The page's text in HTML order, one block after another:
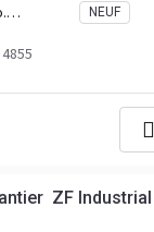
NEUF
ZF Industrial